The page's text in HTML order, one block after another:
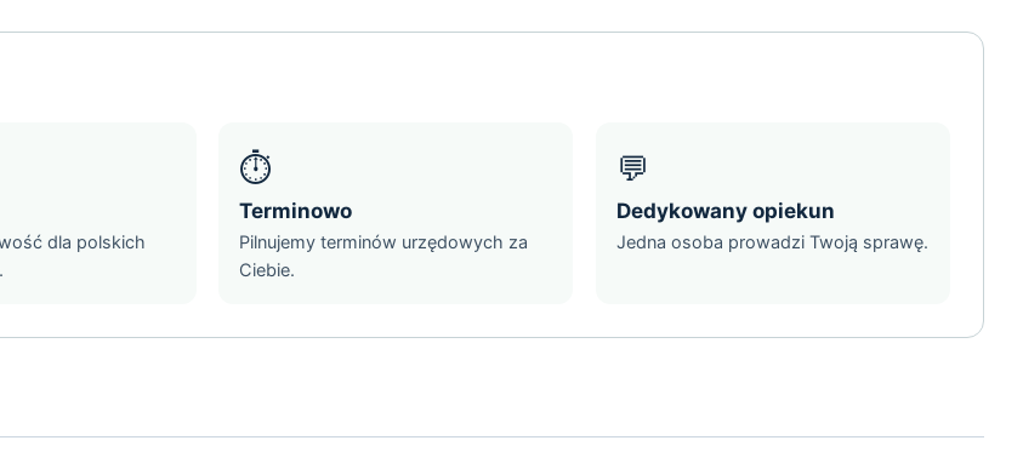
dla polskich
⏱️
Terminowo
Pilnujemy terminów urzędowych za
Ciebie.
💬
Dedykowany opiekun
Jedna osoba prowadzi Twoją sprawę.